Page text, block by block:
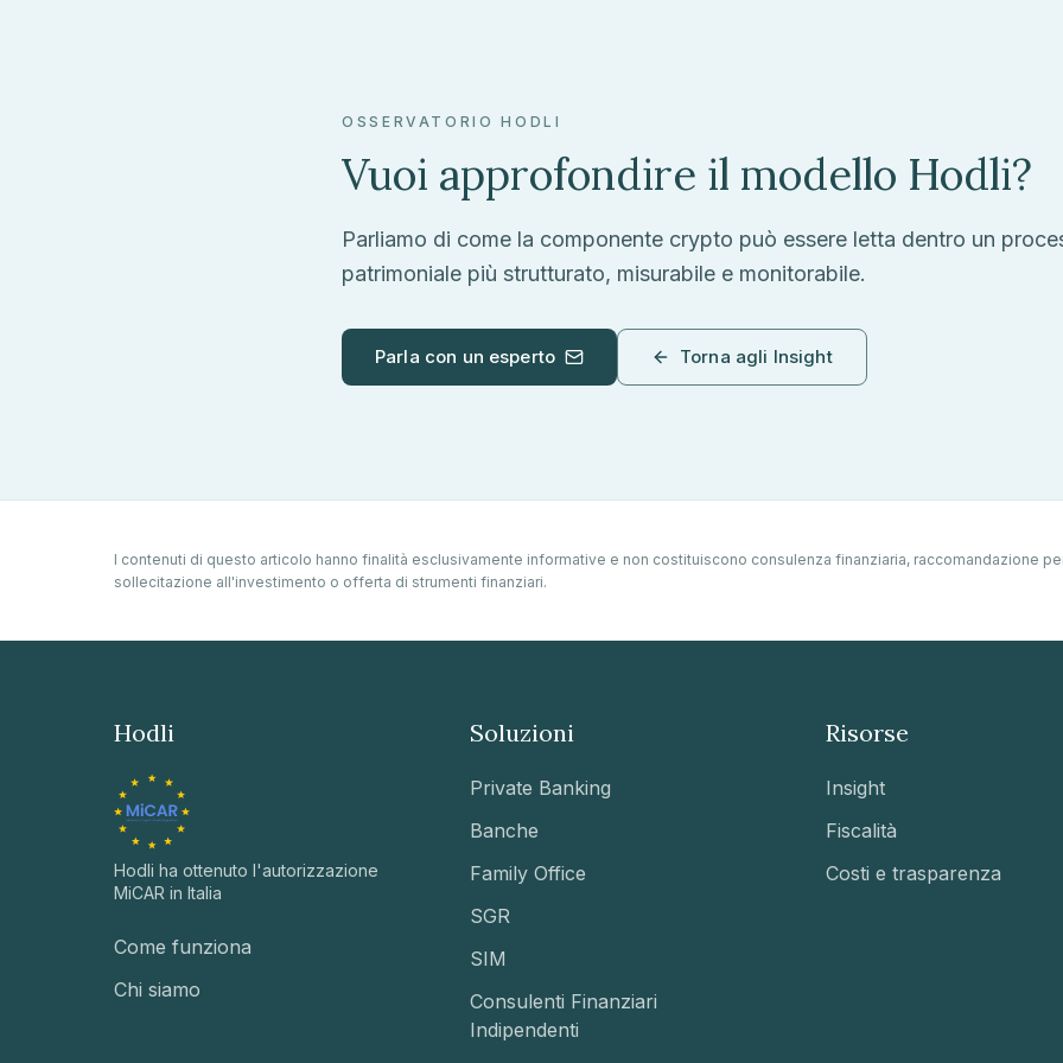
OSSERVATORIO HODLI
Vuoi approfondire il modello Hodli?
Parliamo di come la componente crypto può essere letta dentro un
patrimoniale più strutturato, misurabile e monitorabile.
Parla con un esperto Torna agli Insight
I contenuti di questo articolo hanno finalità esclusivamente informative e non costituiscono consulenza finanziaria, raccomandazione
sollecitazione all'investimento o offerta di strumenti finanziari.
Hodli
Hodli ha ottenuto l'autorizzazione
MiCAR in Italia
Come funziona
Chi siamo
Soluzioni
Private Banking
Banche
Family Office
SGR
SIM
Consulenti Finanziari
Indipendenti
Risorse
Insight
Fiscalità
Costi e trasparenza